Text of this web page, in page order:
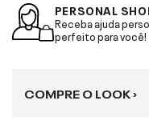
PERSONAL
Receba ajuda
perfeito para você!
COMPRE O LOOK ›